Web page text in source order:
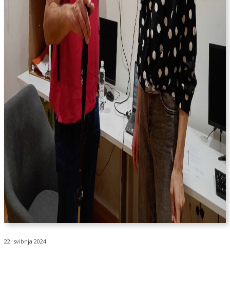
22. svibnja 2024.